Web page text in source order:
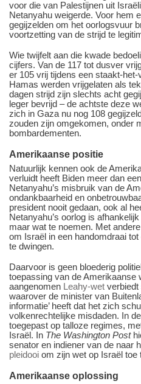
voor die van Palestijnen uit
Netanyahu weigerde. Voor hem
gegijzelden om het oorlogsvuur
voortzetting van de strijd te
Wie twijfelt aan die kwade
cijfers. Van de 117 tot dusver
er 105 vrij tijdens een staakt-
Hamas werden vrijgelaten als
dagen strijd zijn slechts acht
leger bevrijd – de achtste deze
zich in Gaza nu nog 108
zouden zijn omgekomen, onder
bombardementen.
Amerikaanse positie
Natuurlijk kennen ook de
verluidt heeft Biden meer dan
Netanyahu’s misbruik van de
ondankbaarheid en
president nooit gedaan, ook al
Netanyahu’s oorlog is
maar wat te noemen. Met
om Israël in een handomdraai
te dwingen.
Daarvoor is geen bloederig
toepassing van de Amerikaanse
aangenomen Leahy-wet verbiedt
waarover de minister van
informatie’ heeft dat het zich
volkenrechtelijke misdaden. In
toegepast op talloze regimes,
Israël. In The Washington Post
senator en indiener van de naar
pleidooi om zijn wet op Israël toe
Amerikaanse oplossing